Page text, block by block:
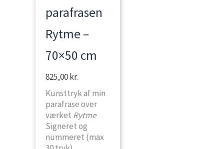
parafrasen
Rytme –
70×50 cm
825,00kr.
Kunsttryk af min
parafrase over
værket Rytme
Signeret og
nummeret (max